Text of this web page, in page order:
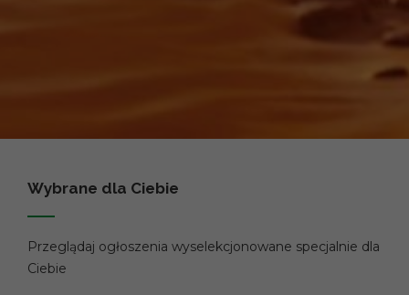
Wybrane dla Ciebie
Przeglądaj ogłoszenia wyselekcjonowane specjalnie dla
Ciebie